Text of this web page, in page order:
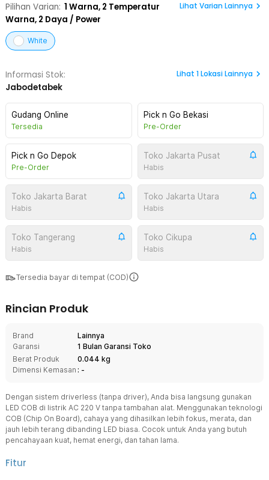
Pilihan Varian: 1 Warna, 2 Temperatur
Warna, 2 Daya / Power
Lihat Varian Lainnya
White
Informasi Stok:
Jabodetabek
Lihat 1Lokasi Lainnya
Gudang Online
Tersedia
Pick n Go Bekasi
Pre-Order
Pick n Go Depok
Pre-Order
Toko Jakarta Pusat
Habis
Toko Jakarta Barat
Habis
Toko Jakarta Utara
Habis
Toko Tangerang
Habis
Toko Cikupa
Habis
Tersedia bayar di tempat (COD)
Rincian Produk
Brand
Lainnya
Garansi
1 Bulan Garansi Toko
Berat Produk
0.044 kg
Dimensi Kemasan : -
Dengan sistem driverless (tanpa driver), Anda bisa langsung gunakan
LED COB di listrik AC 220 V tanpa tambahan alat. Menggunakan teknologi
COB (Chip On Board), cahaya yang dihasilkan lebih fokus, merata, dan
jauh lebih terang dibanding LED biasa. Cocok untuk Anda yang butuh
pencahayaan kuat, hemat energi, dan tahan lama.
Fitur